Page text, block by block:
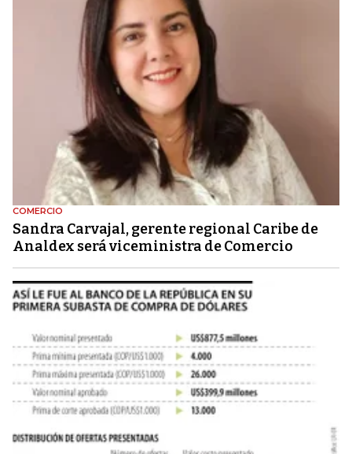
COMERCIO
Sandra Carvajal, gerente regional Caribe de
Analdex será viceministra de Comercio